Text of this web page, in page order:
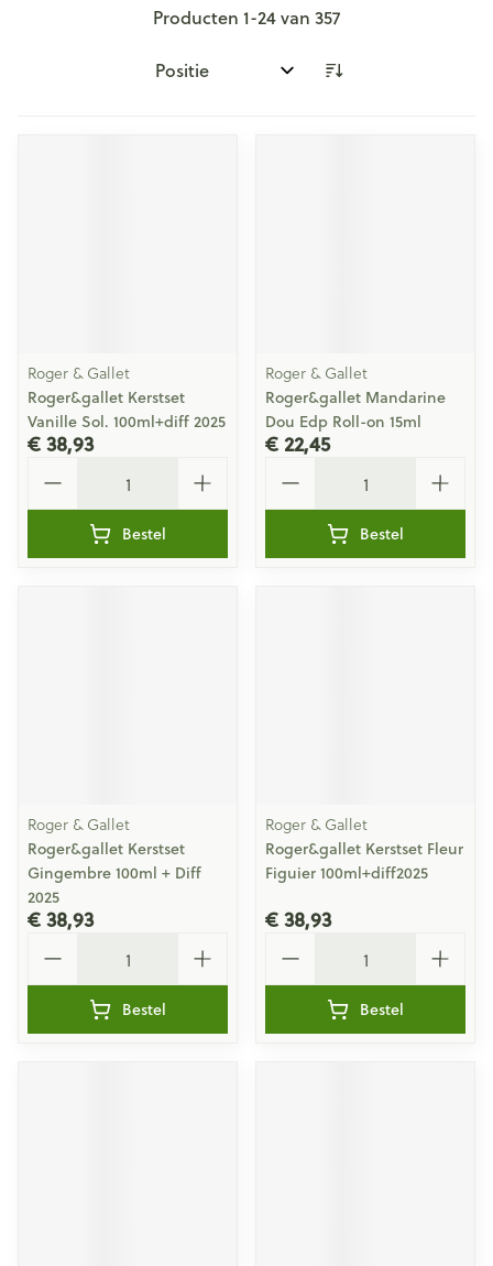
Producten 1-24van 357
Sorteer op:
Roger & Gallet
Roger&gallet Kerstset
Vanille Sol. 100ml+diff 2025
€ 38,93
Bestel
Roger & Gallet
Roger&gallet Mandarine
Dou Edp Roll-on 15ml
€ 22,45
Bestel
Roger & Gallet
Roger&gallet Kerstset
Gingembre 100ml + Diff
2025
€ 38,93
Bestel
Roger & Gallet
Roger&gallet Kerstset Fleur
Figuier 100ml+diff2025
€ 38,93
Bestel